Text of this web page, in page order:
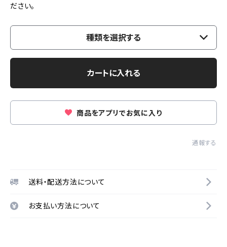
ださい。
種類を選択する
カートに入れる
商品をアプリでお気に入り
通報する
送料・配送方法について
お支払い方法について